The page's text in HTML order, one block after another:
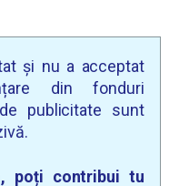
și nu a acceptat
din fonduri
publicitate sunt
poți contribui tu